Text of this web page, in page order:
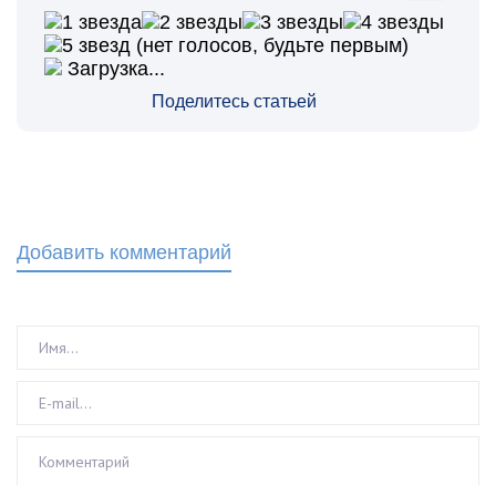
Поделитесь статьей
(нет голосов, будьте первым)
Загрузка...
Добавить комментарий